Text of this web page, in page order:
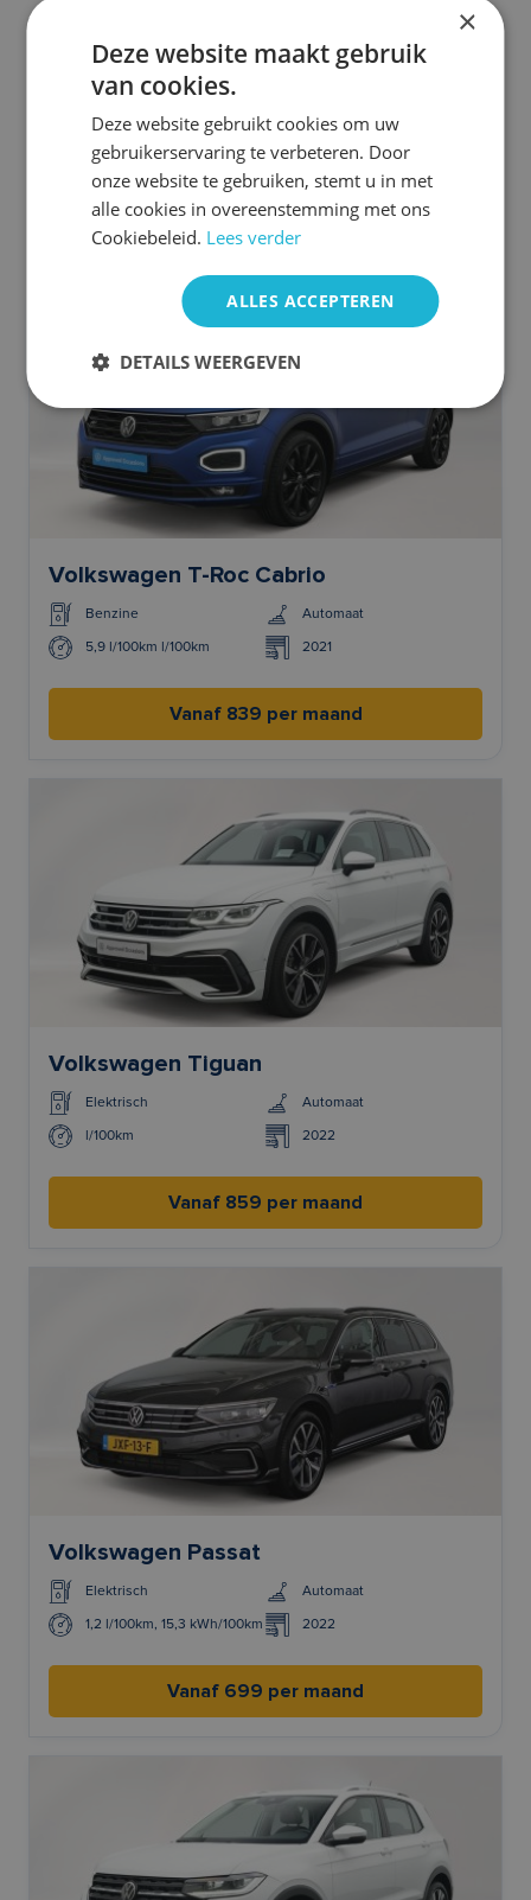
Prijs en/of zetfouten voorbehouden. Controleer zelf of de uitvoering van
de auto klopt en of alle opties die jouw beslissing tot het aangaan van een
auto abonnement kunnen beïnvloeden aanwezig zijn. Heb je hier vragen
over, neem dan even contact met ons op. We helpen je graag!
Meer Volkswagen
occasions
Volkswagen T-Roc Cabrio
Benzine Automaat
5,9 l/100km l/100km 2021
Vanaf 839 per maand
Volkswagen Tiguan
Elektrisch Automaat
l/100km 2022
Vanaf 859 per maand
Volkswagen Passat
Elektrisch Automaat
1,2 l/100km, 15,3 kWh/100km l/100km2022
Vanaf 699 per maand
×
Deze website maakt gebruik
van cookies.
Deze website gebruikt cookies om uw
gebruikerservaring te verbeteren. Door
onze website te gebruiken, stemt u in met
alle cookies in overeenstemming met ons
Cookiebeleid. Lees verder
ALLES ACCEPTEREN
DETAILS WEERGEVEN